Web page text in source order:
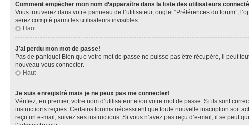
Comment empêcher mon nom d’apparaître dans la liste des utilisateurs
Vous trouverez dans votre panneau de l’utilisateur, onglet “Préférences du forum”,
serez compté parmi les utilisateurs invisibles.
Haut
J’ai perdu mon mot de passe!
Pas de panique! Bien que votre mot de passe ne puisse pas être récupéré, il peut
nouveau vous connecter.
Haut
Je suis enregistré mais je ne peux pas me connecter!
Vérifiez, en premier, votre nom d’utilisateur et/ou votre mot de passe. Si ils sont
instructions reçues. Certains forums nécessitent que toute nouvelle inscription soit
reçu un e-mail, suivez ses instructions. Si vous n’avez pas reçu d’e-mail, il se peut